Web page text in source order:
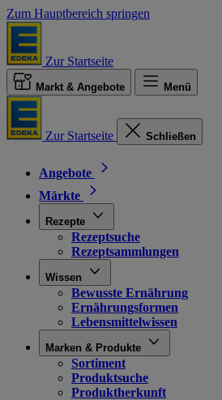
Zum Hauptbereich springen
Zur Startseite
Markt & Angebote Menü
Zur Startseite Schließen
Angebote
Märkte
Rezepte
Rezeptsuche
Rezeptsammlungen
Wissen
Bewusste Ernährung
Ernährungsformen
Lebensmittelwissen
Marken & Produkte
Sortiment
Produktsuche
Produktherkunft